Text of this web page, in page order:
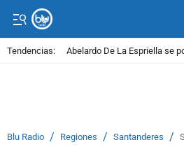
Tendencias: Abelardo De La Espriella se
Blu Radio / Regiones / Santanderes /